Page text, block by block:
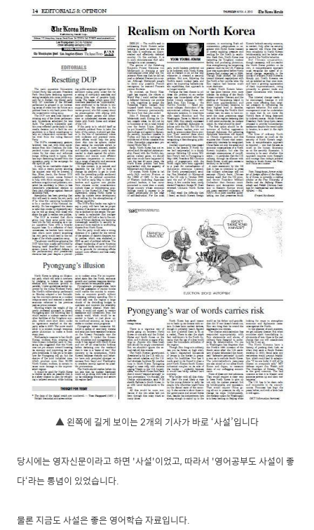
▲ 왼쪽에 길게 보이는 2개의 기사가 바로 ‘사설’입니다
당시에는 영자신문이라고 하면 '사설'이었고, 따라서 '영어공부도 사설이 좋
다‘라는 통념이 있었습니다.
물론 지금도 사설은 좋은 영어학습 자료입니다.